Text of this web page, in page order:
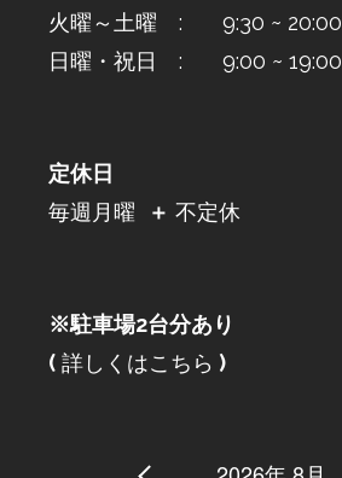
火曜～土曜 : 9:30 ~ 20:00
日曜・祝日 : 9:00 ~ 19:00
定休日
毎週月曜
＋ 不定休
※駐車場2台分あり
( 詳しくはこちら )